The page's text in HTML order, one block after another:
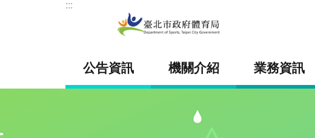
跳到主要內容區塊
:::
公告資訊 機關介紹 業務資訊